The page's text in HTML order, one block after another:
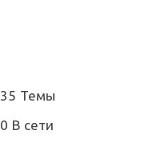
35 Темы
0 В сети